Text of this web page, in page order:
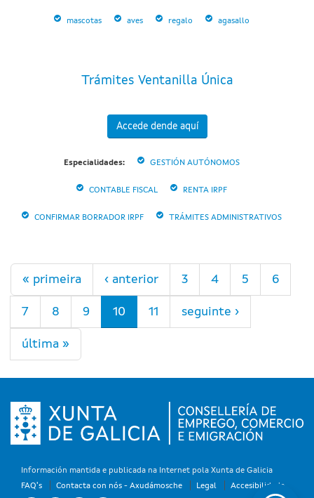
mascotas aves regalo agasallo
Trámites Ventanilla Única
Accede dende aquí
Especialidades: GESTIÓN AUTÓNOMOS
CONTABLE FISCAL RENTA IRPF
CONFIRMAR BORRADOR IRPF TRÁMITES ADMINISTRATIVOS
Páxinas
« primeira ‹ anterior 3 4 5 6
7 8 9 10 11 seguinte ›
última »
Información mantida e publicada na Internet pola Xunta de Galicia
FAQ's
Contacta con nós - Axudámosche Legal Accesibilidade